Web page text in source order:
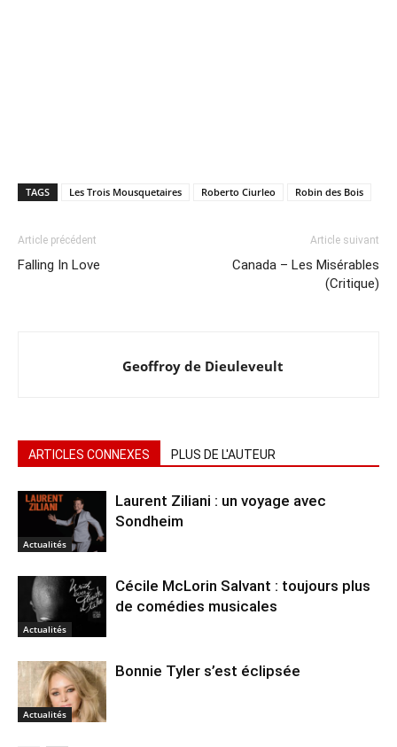
TAGS Les Trois Mousquetaires Roberto Ciurleo Robin des Bois
Article précédent
Falling In Love
Article suivant
Canada – Les Misérables
(Critique)
Geoffroy de Dieuleveult
ARTICLES CONNEXES PLUS DE L'AUTEUR
Actualités
Laurent Ziliani : un voyage avec
Sondheim
Actualités
Cécile McLorin Salvant : toujours plus
de comédies musicales
Actualités
Bonnie Tyler s’est éclipsée